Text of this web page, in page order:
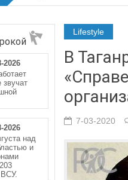
Режим ЧС
В Чеховской
В Ростове
Lifestyle
В
7-03-2020
2026
2026
над
и
ВСУ.